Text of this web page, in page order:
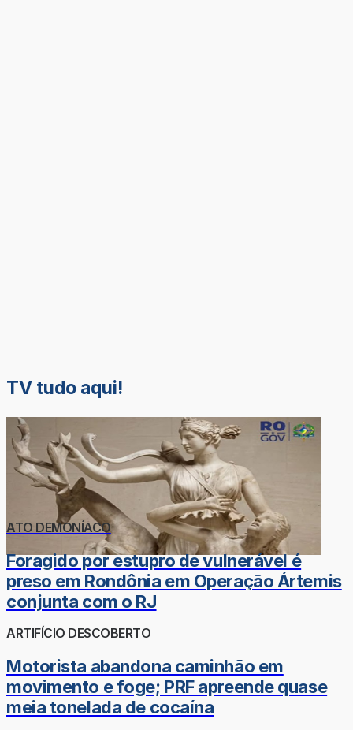
TV tudo aqui!
ATO DEMONÍACO
Foragido por estupro de vulnerável é
preso em Rondônia em Operação Ártemis
conjunta com o RJ
ARTIFÍCIO DESCOBERTO
Motorista abandona caminhão em
movimento e foge; PRF apreende quase
meia tonelada de cocaína